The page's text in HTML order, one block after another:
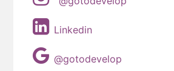
Linkedin
@gotodevelop